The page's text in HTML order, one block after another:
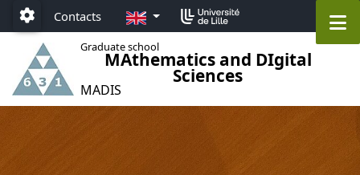
Accéder au menu principal
Accéder au contenu
Paramétrage
Contacts EN
Graduate school
MAthematics and DIgital
Sciences
MADIS